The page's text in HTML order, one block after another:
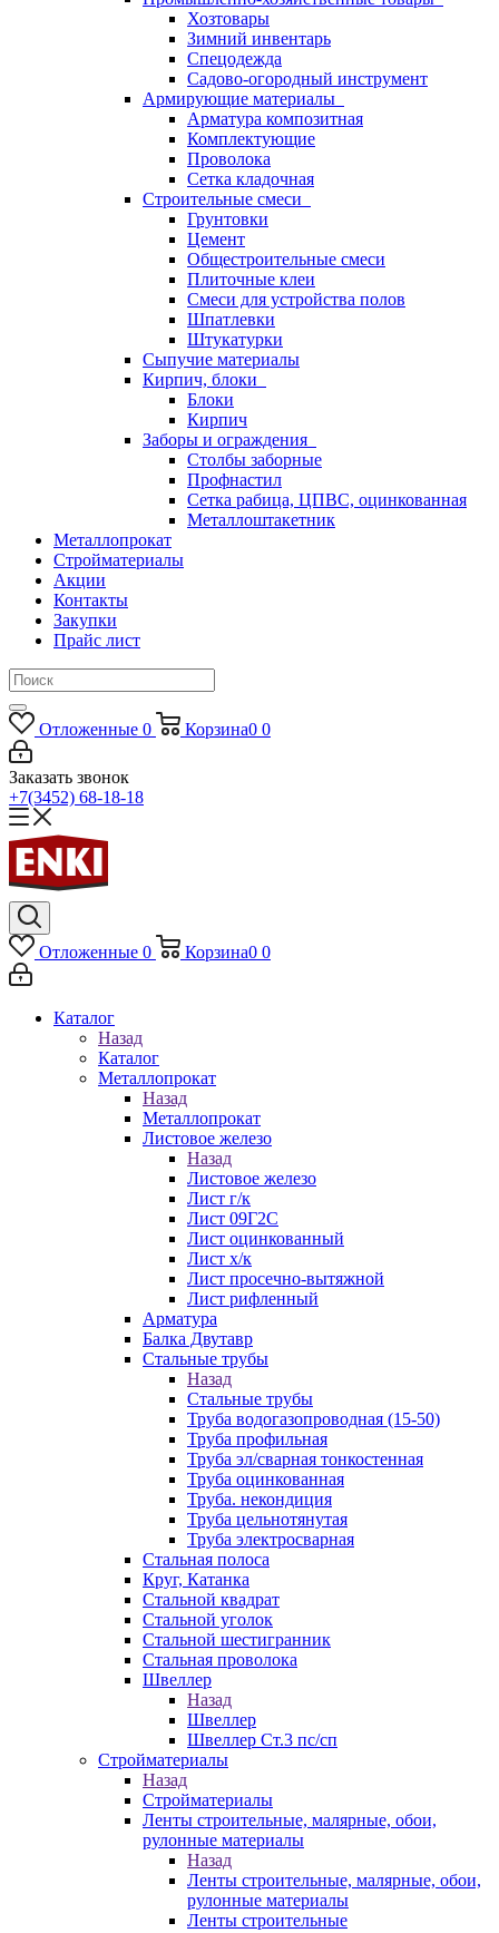
Хозтовары
Зимний инвентарь
Спецодежда
Садово-огородный инструмент
Армирующие материалы
Арматура композитная
Комплектующие
Проволока
Сетка кладочная
Строительные смеси
Грунтовки
Цемент
Общестроительные смеси
Плиточные клеи
Смеси для устройства полов
Шпатлевки
Штукатурки
Сыпучие материалы
Кирпич, блоки
Блоки
Кирпич
Заборы и ограждения
Столбы заборные
Профнастил
Сетка рабица, ЦПВС, оцинкованная
Металлоштакетник
Металлопрокат
Стройматериалы
Акции
Контакты
Закупки
Прайс лист
Отложенные 0 Корзина0 0
Заказать звонок
+7(3452) 68-18-18
Отложенные 0 Корзина0 0
Каталог
Назад
Каталог
Металлопрокат
Назад
Металлопрокат
Листовое железо
Назад
Листовое железо
Лист г/к
Лист 09Г2С
Лист оцинкованный
Лист х/к
Лист просечно-вытяжной
Лист рифленный
Арматура
Балка Двутавр
Стальные трубы
Назад
Стальные трубы
Труба водогазопроводная (15-50)
Труба профильная
Труба эл/сварная тонкостенная
Труба оцинкованная
Труба. некондиция
Труба цельнотянутая
Труба электросварная
Стальная полоса
Круг, Катанка
Стальной квадрат
Стальной уголок
Стальной шестигранник
Стальная проволока
Швеллер
Назад
Швеллер
Швеллер Ст.3 пс/сп
Стройматериалы
Назад
Стройматериалы
Ленты строительные, малярные, обои,
рулонные материалы
Назад
Ленты строительные, малярные, обои,
рулонные материалы
Ленты строительные